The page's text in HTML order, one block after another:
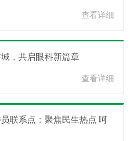
查看详细
，共启眼科新篇章
查看详细
联系点：聚焦民生热点 呵